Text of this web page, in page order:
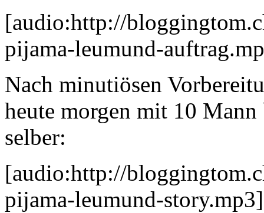
[audio:http://
pijama-leumund-
Nach minutiösen
heute morgen mit 10
selber:
[audio:http://
pijama-leumund-story.mp3]